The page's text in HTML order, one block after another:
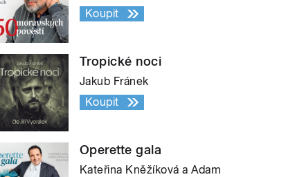
Koupit
Tropické noci
Jakub Fránek
Koupit
Operette gala
Kateřina Kněžíková a Adam